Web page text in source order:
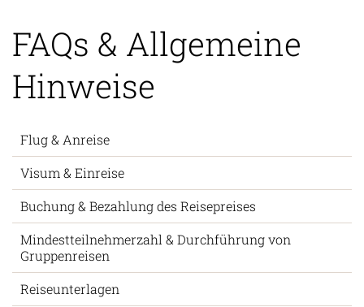
FAQs & Allgemeine
Hinweise
Flug & Anreise
Visum & Einreise
Buchung & Bezahlung des Reisepreises
Mindestteilnehmerzahl & Durchführung von
Gruppenreisen
Reiseunterlagen